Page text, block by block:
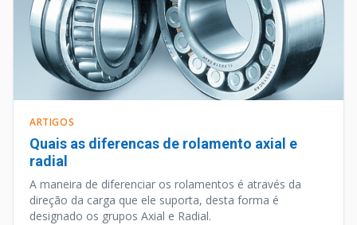
ARTIGOS
Quais as diferencas de rolamento axial e
radial
A maneira de diferenciar os rolamentos é através da
direção da carga que ele suporta, desta forma é
designado os grupos Axial e Radial.